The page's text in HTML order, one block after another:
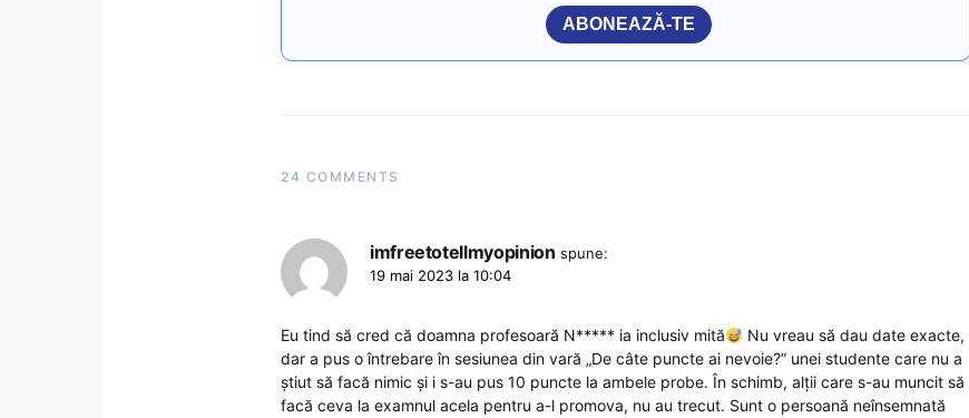
ABONEAZĂ-TE
24 COMMENTS
imfreetotellmyopinion spune:
19 mai 2023 la 10:04
Eu tind să cred că doamna profesoară N***** ia inclusiv mită
Nu vreau să dau date exacte,
dar a pus o întrebare în sesiunea din vară „De câte puncte ai nevoie?” unei studente care nu a
știut să facă nimic și i s-au pus 10 puncte la ambele probe. În schimb, alții care s-au muncit să
facă ceva la examnul acela pentru a-l promova, nu au trecut. Sunt o persoană neînsemnată